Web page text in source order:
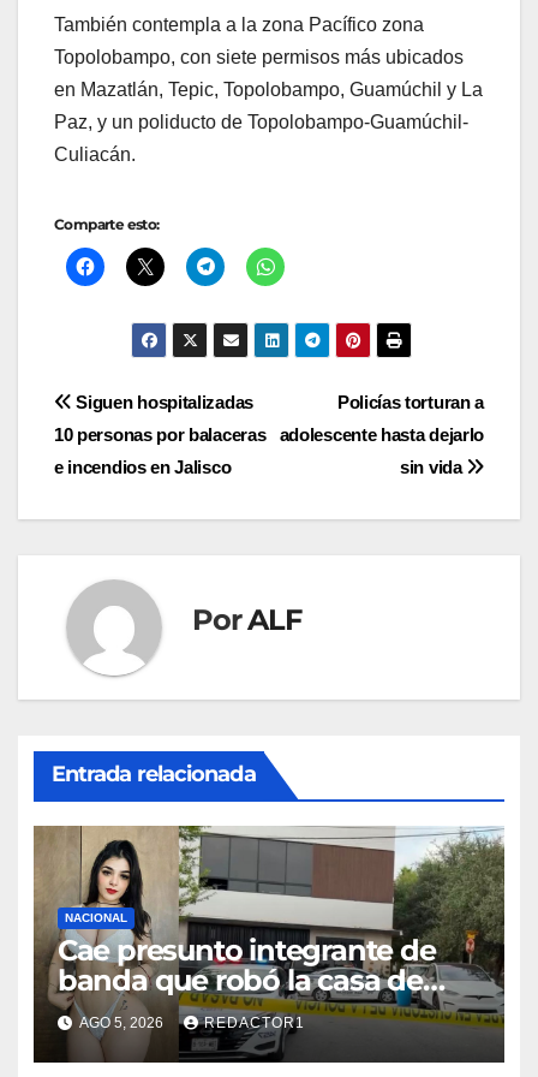
También contempla a la zona Pacífico zona
Topolobampo, con siete permisos más ubicados
en Mazatlán, Tepic, Topolobampo, Guamúchil y La
Paz, y un poliducto de Topolobampo-Guamúchil-
Culiacán.
Comparte esto:
Navegación
de
entradas
Policías torturan a
adolescente hasta dejarlo
sin vida
Siguen hospitalizadas
10 personas por balaceras
e incendios en Jalisco
PorALF
Entrada relacionada
NACIONAL
Cae presunto integrante de
banda que robó la casa de
Karely Ruiz
AGO 5, 2026 REDACTOR1